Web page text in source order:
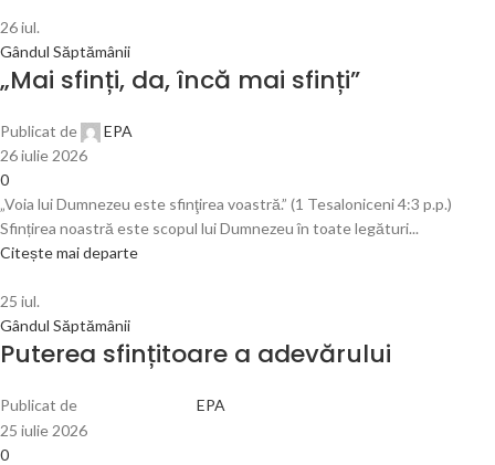
26iul.
Gândul Săptămânii
„Mai sfinți, da, încă mai sfinți”
Publicat de
EPA
26 iulie 2026
0
„Voia lui Dumnezeu este sfinţirea voastră.” (1 Tesaloniceni 4:3 p.p.)
Sfințirea noastră este scopul lui Dumnezeu în toate legături...
Citește mai departe
25 iul.
Gândul Săptămânii
Puterea sfințitoare a adevărului
Publicat de
EPA
25 iulie 2026
0